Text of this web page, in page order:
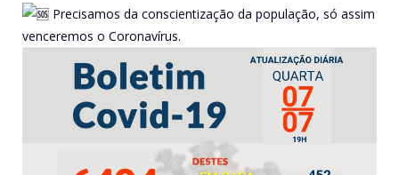
Precisamos da conscientização da população, só assim
venceremos o Coronavírus.